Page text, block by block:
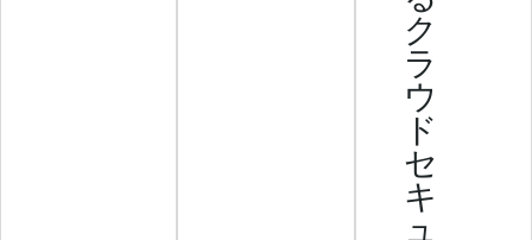
ク
ラ
ウ
ド
セ
キ
ュ